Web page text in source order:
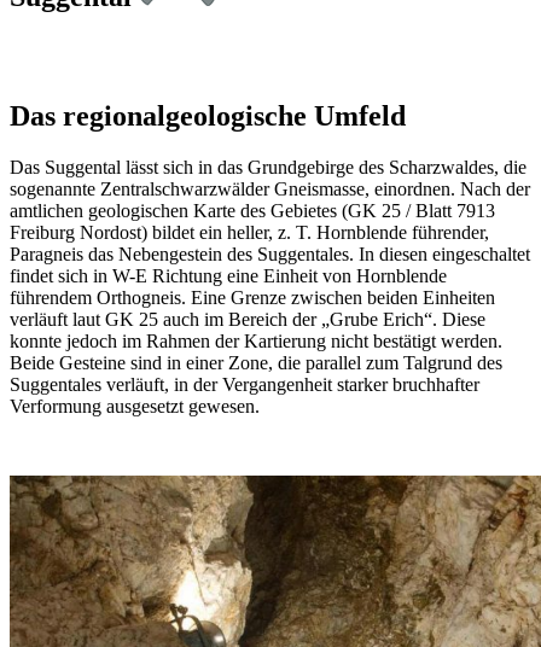
Das regionalgeologische Umfeld
Das Suggental lässt sich in das Grundgebirge des Scharzwaldes, die
sogenannte Zentralschwarzwälder Gneismasse, einordnen. Nach der
amtlichen geologischen Karte des Gebietes (GK 25 / Blatt 7913
Freiburg Nordost) bildet ein heller, z. T. Hornblende führender,
Paragneis das Nebengestein des Suggentales. In diesen eingeschaltet
findet sich in W-E Richtung eine Einheit von Hornblende
führendem Orthogneis. Eine Grenze zwischen beiden Einheiten
verläuft laut GK 25 auch im Bereich der „Grube Erich“. Diese
konnte jedoch im Rahmen der Kartierung nicht bestätigt werden.
Beide Gesteine sind in einer Zone, die parallel zum Talgrund des
Suggentales verläuft, in der Vergangenheit starker bruchhafter
Verformung ausgesetzt gewesen.